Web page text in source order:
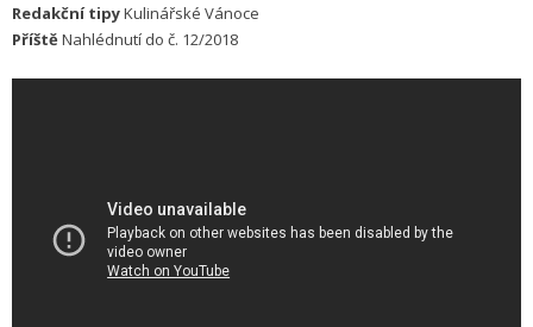
Redakční tipyKulinářské Vánoce
Příště Nahlédnutí do č. 12/2018